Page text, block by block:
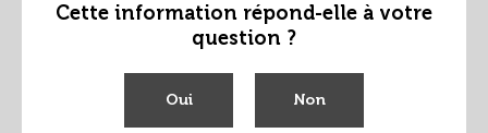
Cette information répond-elle à votre
question ?
Oui Non